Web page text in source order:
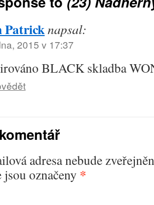
Patricknapsal:
2015 v 17:37
BLACK skladba
adresa nebude
označeny *